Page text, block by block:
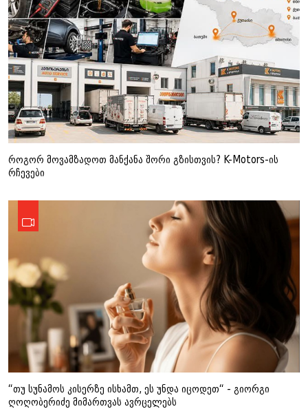
როგორ მოვამზადოთ მანქანა შორი გზისთვის? K-Motors-ის
რჩევები
“თუ სუნამოს კისერზე ისხამთ, ეს უნდა იცოდეთ“ - გიორგი
ღოღობერიძე მიმართვას ავრცელებს